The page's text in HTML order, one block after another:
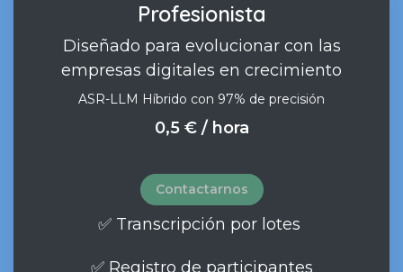
Profesionista
Diseñado para evolucionar con las
empresas digitales en crecimiento
ASR-LLM Híbrido con 97% de precisión
0,5 € / hora
Contactarnos
✅ Transcripción por lotes
✅ Registro de participantes